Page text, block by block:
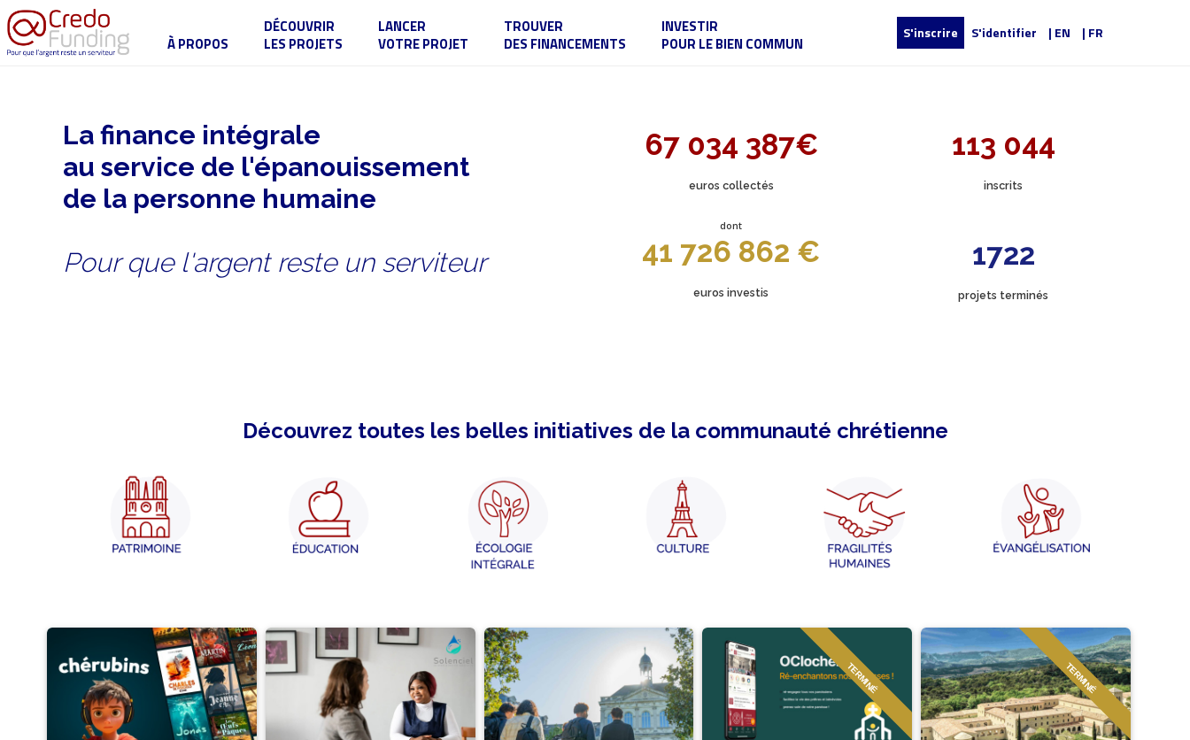
S'inscrire S'identifier | EN | FR
À PROPOS
DÉCOUVRIR
LES PROJETS
LANCER
VOTRE PROJET
TROUVER
DES FINANCEMENTS
INVESTIR
POUR LE BIEN COMMUN
La finance intégrale
au service de l'épanouissement
de la personne humaine
Pour que l'argent reste un serviteur
67 034 387€
euros collectés
dont
41 726 862 €
euros investis
113 044
inscrits
1722
projets terminés
Découvrez toutes les belles initiatives de la communauté chrétienne
TERMINÉ TERMINÉ